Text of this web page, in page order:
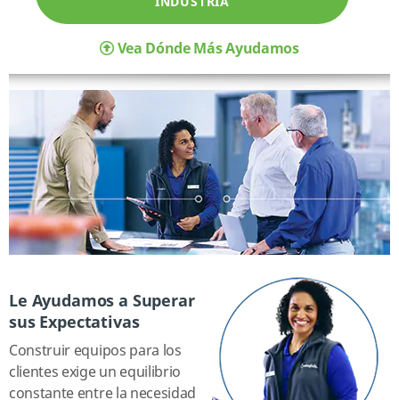
Vea Dónde Más Ayudamos
Le Ayudamos a Superar
sus Expectativas
Construir equipos para los
clientes exige un equilibrio
constante entre la necesidad